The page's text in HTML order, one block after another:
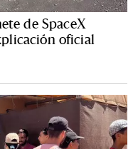
de SpaceX
oficial